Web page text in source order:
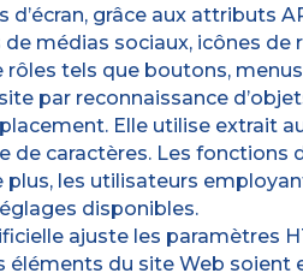
grâce aux attributs
médias sociaux, icônes de
tels que boutons,
par reconnaissance
Elle utilise extrait
caractères. Les fonctions
les utilisateurs
disponibles.
ajuste les paramètres
du site Web soient